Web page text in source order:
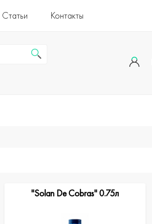
Статьи Контакты
"Solan De Cobras" 0.75л